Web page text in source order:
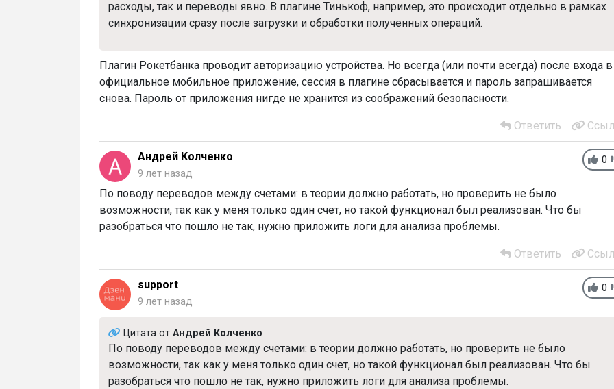
расходы, так и переводы явно. В плагине Тинькоф, например, это происходит отдельно в рамках
синхронизации сразу после загрузки и обработки полученных операций.
Плагин Рокетбанка проводит авторизацию устройства. Но всегда (или почти всегда) после входа в
официальное мобильное приложение, сессия в плагине сбрасывается и пароль запрашивается
снова. Пароль от приложения нигде не хранится из соображений безопасности.
Ответить
0
Андрей Колченко
9 лет назад
По поводу переводов между счетами: в теории должно работать, но проверить не было
возможности, так как у меня только один счет, но такой функционал был реализован. Что бы
разобраться что пошло не так, нужно приложить логи для анализа проблемы.
Ответить
0
support
9 лет назад
Цитата от Андрей Колченко
По поводу переводов между счетами: в теории должно работать, но проверить не было
возможности, так как у меня только один счет, но такой функционал был реализован. Что бы
разобраться что пошло не так, нужно приложить логи для анализа проблемы.